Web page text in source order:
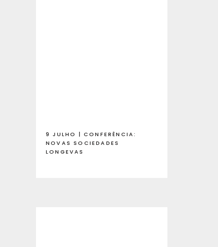
9 JULHO | CONFERÊNCIA:
NOVAS SOCIEDADES
LONGEVAS